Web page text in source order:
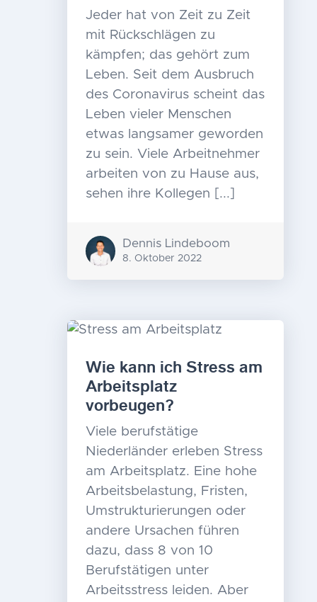
Jeder hat von Zeit zu Zeit
mit Rückschlägen zu
kämpfen; das gehört zum
Leben. Seit dem Ausbruch
des Coronavirus scheint das
Leben vieler Menschen
etwas langsamer geworden
zu sein. Viele Arbeitnehmer
arbeiten von zu Hause aus,
sehen ihre Kollegen [...]
Dennis Lindeboom
8. Oktober 2022
Wie kann ich Stress am
Arbeitsplatz
vorbeugen?
Viele berufstätige
Niederländer erleben Stress
am Arbeitsplatz. Eine hohe
Arbeitsbelastung, Fristen,
Umstrukturierungen oder
andere Ursachen führen
dazu, dass 8 von 10
Berufstätigen unter
Arbeitsstress leiden. Aber